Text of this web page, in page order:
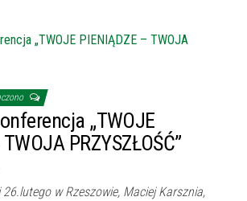
„TWOJE
PRZYSZŁOŚĆ”
w Rzeszowie, Maciej Karsznia,